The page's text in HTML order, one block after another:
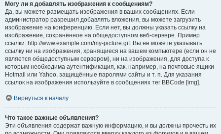
Могу ли я добавлять изображения к сообщениям?
Да, вы можете размещать изображения в ваших сообщениях. Если
администратор разрешил добавлять вложения, вы можете загрузить
изображение на конференцию. Если нет, вы должны указать ссылку на
изображение, сохранённое на общедоступном веб-сервере. Пример
ссылки: http://www.example.com/my-picture.gif. Вы не можете указывать
ссылку ни на изображения, хранящиеся на вашем компьютере (если он не
является общедоступным сервером), ни на изображения, для доступа к
которым необходима аутентификация, как, например, на почтовые ящики
Hotmail или Yahoo, защищённые паролями сайты и т. п. Для указания
ссылок на изображения используйте в сообщениях тег BBCode [img].
Вернуться к началу
Что такое важные объявления?
Эти объявления содержат важную информацию, и вы должны прочесть их